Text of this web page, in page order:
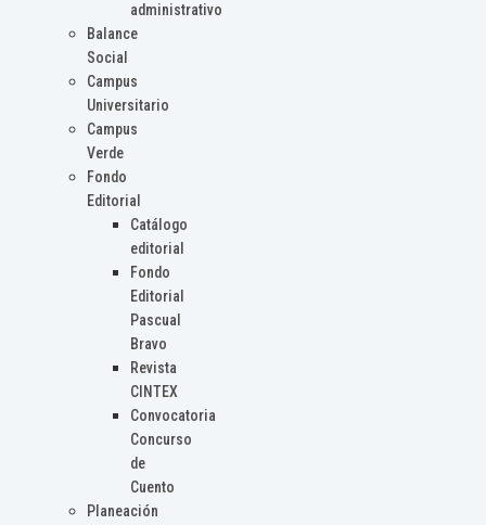
administrativo
Balance
Social
Campus
Universitario
Campus
Verde
Fondo
Editorial
Catálogo
editorial
Fondo
Editorial
Pascual
Bravo
Revista
CINTEX
Convocatoria
Concurso
de
Cuento
Planeación